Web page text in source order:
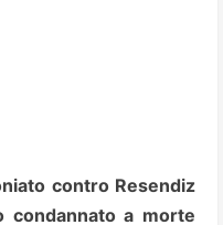
contro Resendiz
condannato a morte